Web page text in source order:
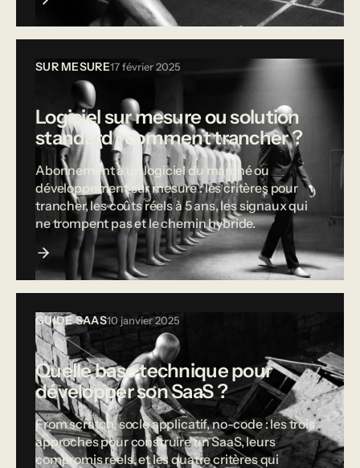
SUR MESURE17 février 2025
Logiciel sur mesure ou solution
standard : comment trancher ?
Abonnement à un logiciel du marché ou
développement sur mesure : les critères pour
trancher, les coûts réels à 5 ans, les signaux qui
ne trompent pas et le chemin hybride.
GUIDE SAAS10 janvier 2025
Quelle base technique pour
développer son SaaS ?
From scratch, socle applicatif, no-code : les trois
approches pour construire un SaaS, leurs
compromis réels, et les quatre critères qui